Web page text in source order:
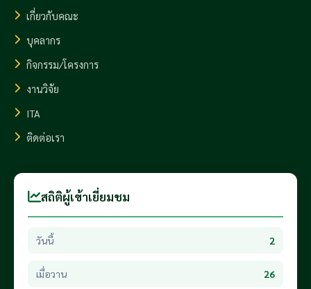
เกี่ยวกับคณะ
บุคลากร
กิจกรรม/โครงการ
งานวิจัย
ITA
ติดต่อเรา
สถิติผู้เข้าเยี่ยมชม
วันนี้ 2
เมื่อวาน 26